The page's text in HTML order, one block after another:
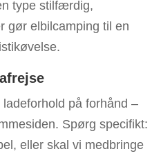
type stilfærdig,
gør elbilcamping til en
på forhånd –
Spørg specifikt:
eller skal vi medbringe